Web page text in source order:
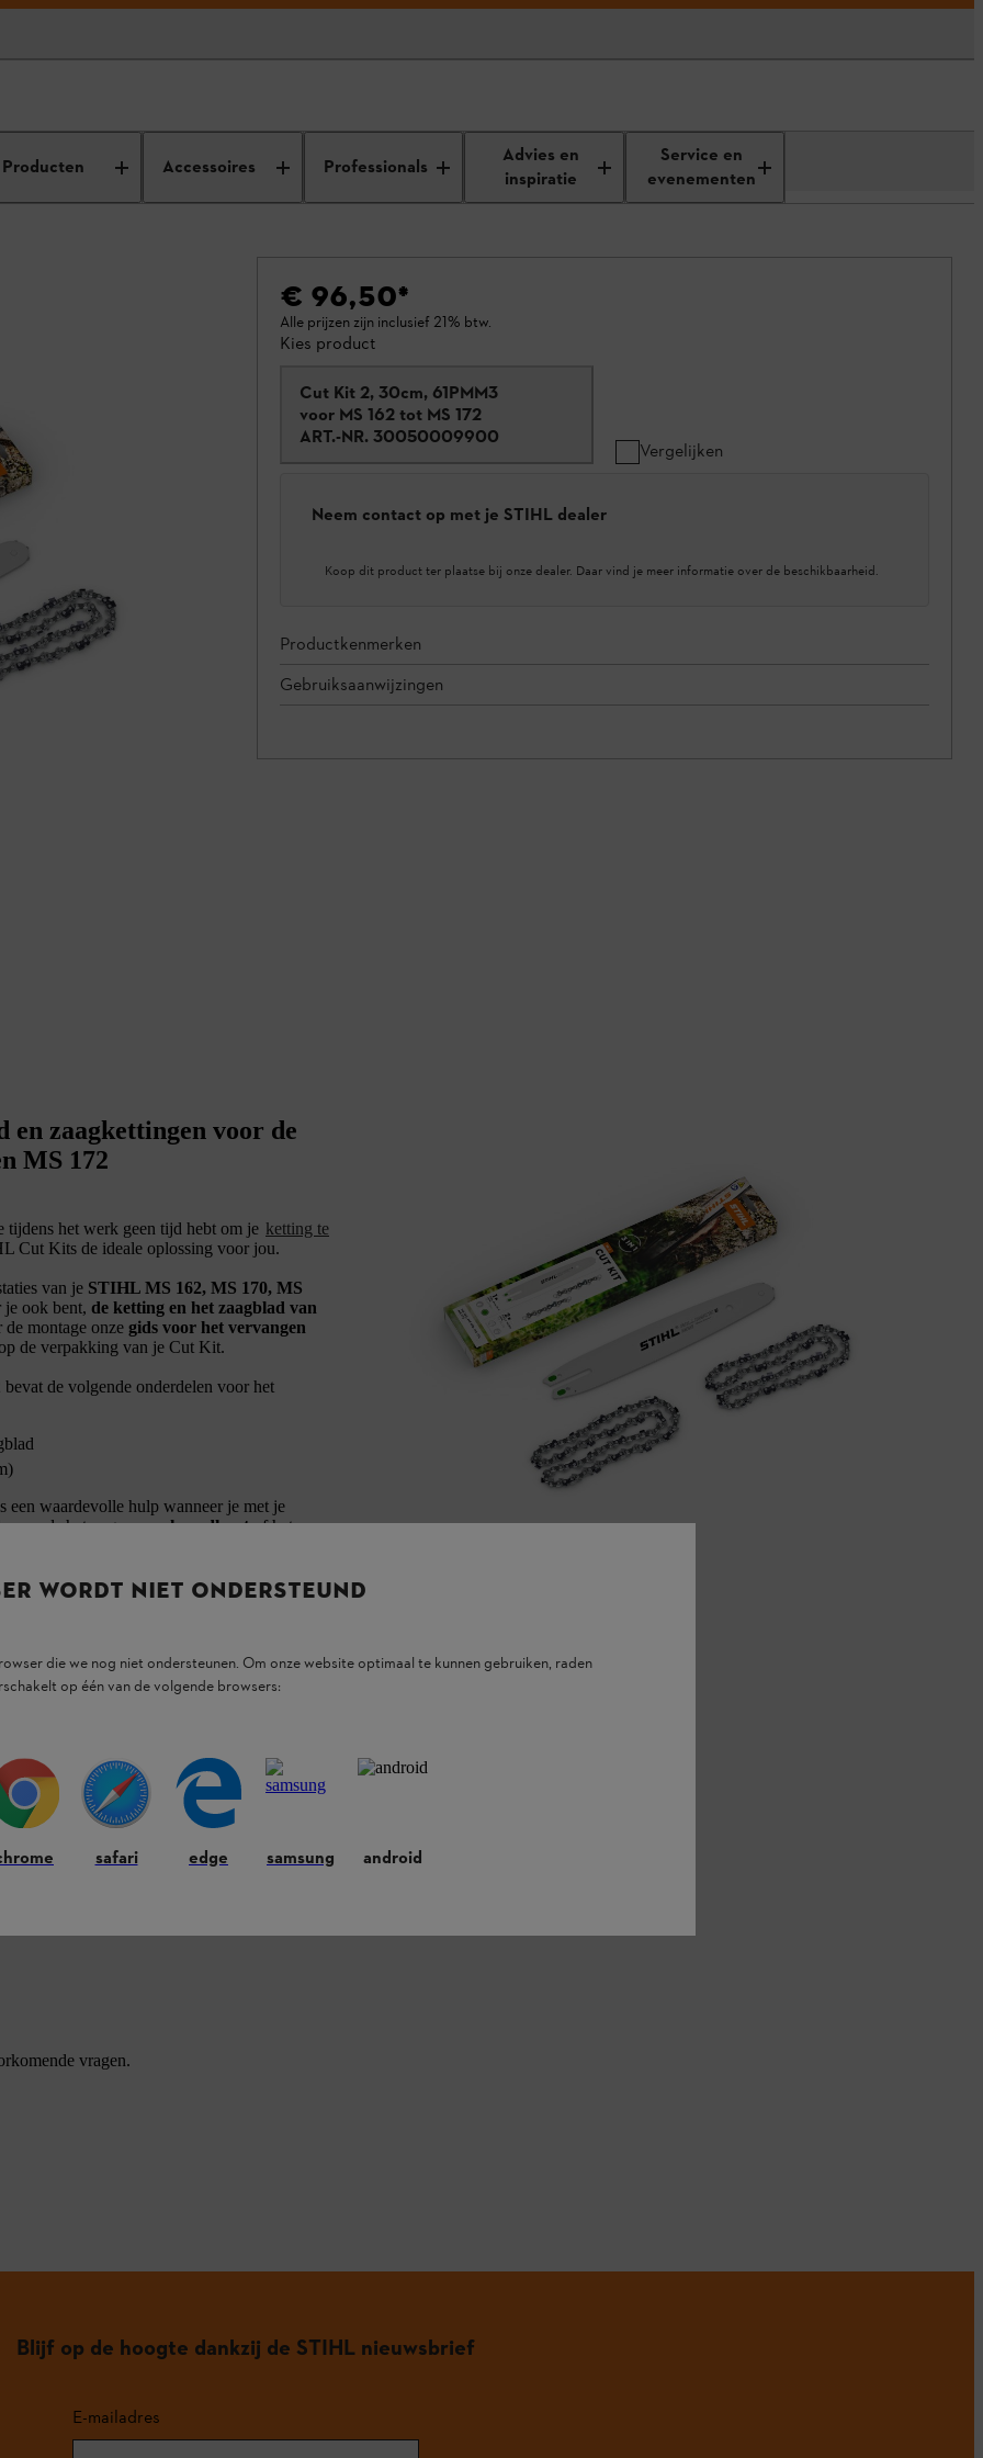
Producten Accessoires Professionals
Advies en
inspiratie
Service en
evenementen
€ 96,50*
Alle prijzen zijn inclusief 21% btw.
Kies product
Cut Kit 2, 30cm, 61PMM3
voor MS 162 tot MS 172
ART.-NR. 30050009900
Vergelijken
Neem contact op met je STIHL dealer
Koop dit product ter plaatse bij onze dealer. Daar vind je meer informatie over de beschikbaarheid.
Productkenmerken
Gebruiksaanwijzingen
en zaagkettingen voor de
MS 172
het werk geen tijd hebt om je ketting te
Cut Kits de ideale oplossing voor jou.
van je STIHL MS 162, MS 170, MS
je ook bent, de ketting en het zaagblad van
de montage onze gids voor het vervangen
de verpakking van je Cut Kit.
de volgende onderdelen voor het
waardevolle hulp wanneer je met je
zoals hetzagen van haardhoutof het
te verminderen. De robuuste en
en weinig terugslag.
profiteer je van
om de zaaggarnituur te vervangen.
vragen.
Blijf op de hoogte dankzij de STIHL nieuwsbrief
E-mailadres
WORDT NIET ONDERSTEUND
die we nog niet ondersteunen. Om onze website optimaal te kunnen gebruiken, raden
op één van de volgende browsers:
safari edge samsung android